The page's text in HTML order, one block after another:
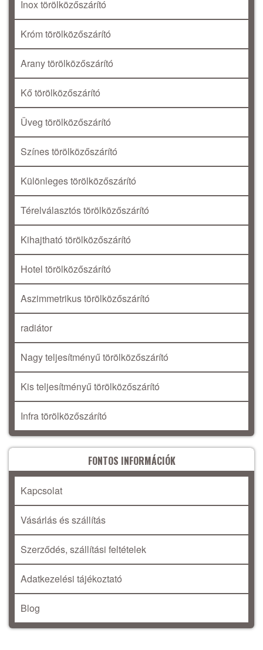
Inox törölközőszárító
Króm törölközőszárító
Arany törölközőszárító
Kő törölközőszárító
Üveg törölközőszárító
Színes törölközőszárító
Különleges törölközőszárító
Térelválasztós törölközőszárító
Kihajtható törölközőszárító
Hotel törölközőszárító
Aszimmetrikus törölközőszárító
radiátor
Nagy teljesítményű törölközőszárító
Kis teljesítményű törölközőszárító
Infra törölközőszárító
FONTOS INFORMÁCIÓK
Kapcsolat
Vásárlás és szállítás
Szerződés, szállítási feltételek
Adatkezelési tájékoztató
Blog